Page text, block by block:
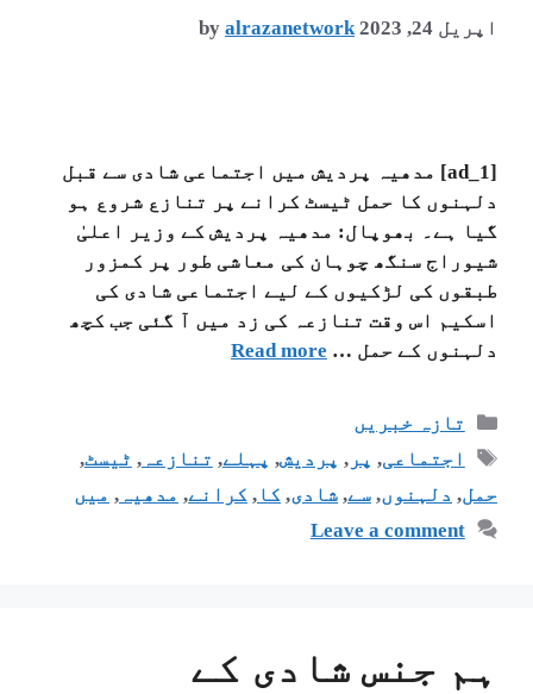
اپریل 24, 2023 by alrazanetwork
[ad_1] مدھیہ پردیش میں اجتماعی شادی سے قبل
دلہنوں کا حمل ٹیسٹ کرانے پر تنازع شروع ہو
گیا ہے۔ بھوپال: مدھیہ پردیش کے وزیر اعلیٰ
شیوراج سنگھ چوہان کی معاشی طور پر کمزور
طبقوں کی لڑکیوں کے لیے اجتماعی شادی کی
اسکیم اس وقت تنازعہ کی زد میں آ گئی جب کچھ
دلہنوں کے حمل … Read more
تازہ خبریں
اجتماعی, پر, پردیش, پہلے, تنازعہ, ٹیسٹ,
حمل, دلہنوں, سے, شادی, کا , کرانے, مدھیہ , میں
Leave a comment
ہم جنس شادی کے